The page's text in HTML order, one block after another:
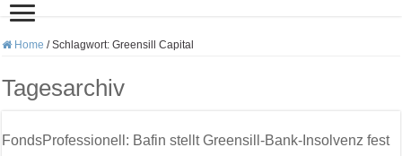
Home / Schlagwort:Greensill Capital
Tagesarchiv
FondsProfessionell: Bafin stellt Greensill-Bank-Insolvenz fest